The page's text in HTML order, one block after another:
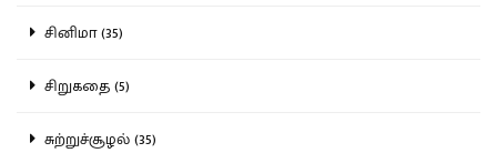
சினிமா (35)
சிறுகதை (5)
சுற்றுச்சூழல் (35)